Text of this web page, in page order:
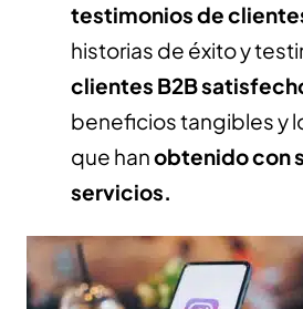
testimonios de
historias de éxito y
clientes B2B
beneficios tangibles y
que hanobtenido con
servicios.